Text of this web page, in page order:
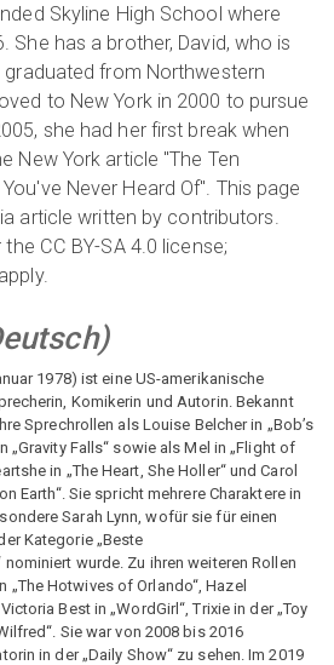
Skyline High School where
She has a brother, David, who is
graduated from Northwestern
to New York in 2000 to pursue
she had her first break when
New York article "The Ten
Never Heard Of". This page
article written by contributors.
CC BY-SA 4.0 license;
)
1978) ist eine US-amerikanische
Komikerin und Autorin. Bekannt
Sprechrollen als Louise Belcher in „Bob’s
„Gravity Falls“ sowie als Mel in „Flight of
in „The Heart, She Holler“ und Carol
Earth“. Sie spricht mehrere Charaktere in
Sarah Lynn, wofür sie für einen
Kategorie „Beste
wurde. Zu ihren weiteren Rollen
„The Hotwives of Orlando“, Hazel
Best in „WordGirl“, Trixie in der „Toy
Sie war von 2008 bis 2016
in der „Daily Show“ zu sehen. Im 2019